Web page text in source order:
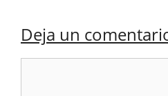
Deja un